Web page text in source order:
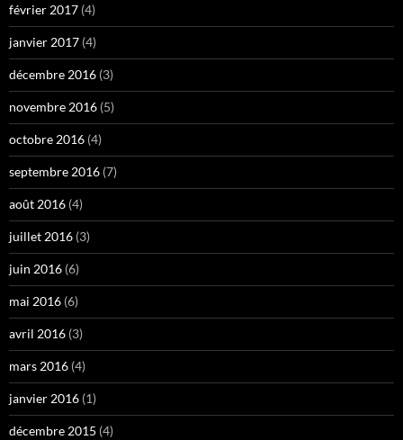
février 2017 (4)
janvier 2017 (4)
décembre 2016 (3)
novembre 2016 (5)
octobre 2016 (4)
septembre 2016 (7)
août 2016 (4)
juillet 2016 (3)
juin 2016 (6)
mai 2016 (6)
avril 2016 (3)
mars 2016 (4)
janvier 2016 (1)
décembre 2015 (4)